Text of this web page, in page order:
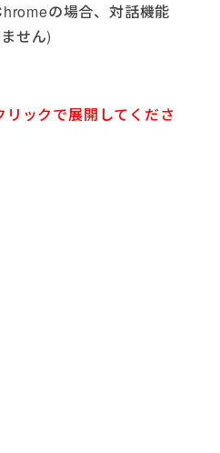
の場合、対話機能
せん)
ックで展開してくださ